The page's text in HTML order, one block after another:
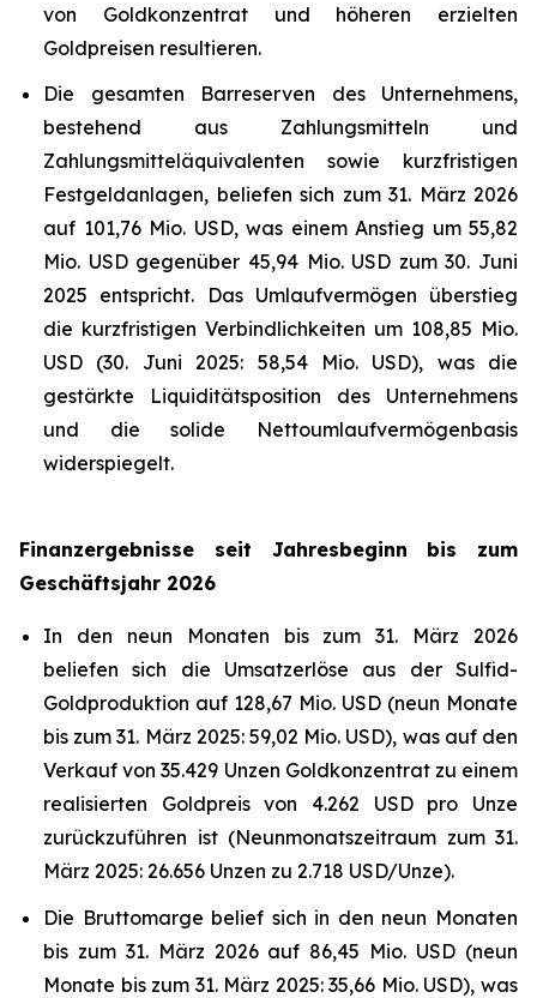
von Goldkonzentrat und höheren erzielten
Goldpreisen resultieren.
Die gesamten Barreserven des Unternehmens,
bestehend aus Zahlungsmitteln und
Zahlungsmitteläquivalenten sowie kurzfristigen
Festgeldanlagen, beliefen sich zum 31. März 2026
auf 101,76 Mio. USD, was einem Anstieg um 55,82
Mio. USD gegenüber 45,94 Mio. USD zum 30. Juni
2025 entspricht. Das Umlaufvermögen überstieg
die kurzfristigen Verbindlichkeiten um 108,85 Mio.
USD (30. Juni 2025: 58,54 Mio. USD), was die
gestärkte Liquiditätsposition des Unternehmens
und die solide Nettoumlaufvermögenbasis
widerspiegelt.
Finanzergebnisse seit Jahresbeginn bis zum
Geschäftsjahr 2026
In den neun Monaten bis zum 31. März 2026
beliefen sich die Umsatzerlöse aus der Sulfid-
Goldproduktion auf 128,67 Mio. USD (neun Monate
bis zum 31. März 2025: 59,02 Mio. USD), was auf den
Verkauf von 35.429 Unzen Goldkonzentrat zu einem
realisierten Goldpreis von 4.262 USD pro Unze
zurückzuführen ist (Neunmonatszeitraum zum 31.
März 2025: 26.656 Unzen zu 2.718 USD/Unze).
Die Bruttomarge belief sich in den neun Monaten
bis zum 31. März 2026 auf 86,45 Mio. USD (neun
Monate bis zum 31. März 2025: 35,66 Mio. USD), was